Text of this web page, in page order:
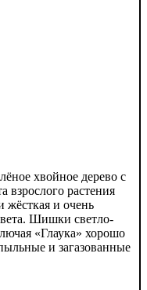
хвойное дерево с
взрослого растения
жёсткая и очень
Шишки светло-
«Глаука» хорошо
и загазованные